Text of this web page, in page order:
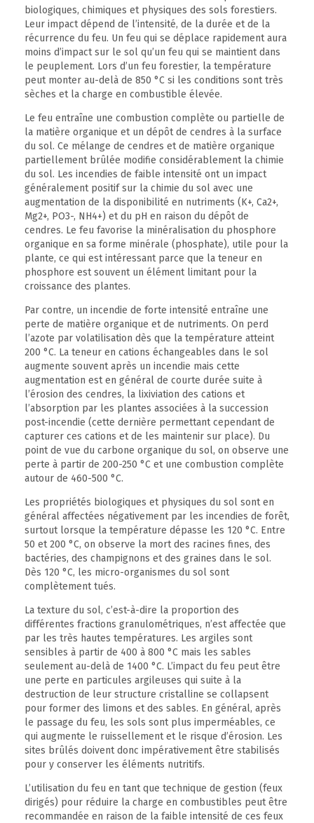
biologiques, chimiques et physiques des sols forestiers.
Leur impact dépend de l’intensité, de la durée et de la
récurrence du feu. Un feu qui se déplace rapidement aura
moins d’impact sur le sol qu’un feu qui se maintient dans
le peuplement. Lors d’un feu forestier, la température
peut monter au-delà de 850 °C si les conditions sont très
sèches et la charge en combustible élevée.
Le feu entraîne une combustion complète ou partielle de
la matière organique et un dépôt de cendres à la surface
du sol. Ce mélange de cendres et de matière organique
partiellement brûlée modifie considérablement la chimie
du sol. Les incendies de faible intensité ont un impact
généralement positif sur la chimie du sol avec une
augmentation de la disponibilité en nutriments (K+, Ca2+,
Mg2+, PO3-, NH4+) et du pH en raison du dépôt de
cendres. Le feu favorise la minéralisation du phosphore
organique en sa forme minérale (phosphate), utile pour la
plante, ce qui est intéressant parce que la teneur en
phosphore est souvent un élément limitant pour la
croissance des plantes.
Par contre, un incendie de forte intensité entraîne une
perte de matière organique et de nutriments. On perd
l’azote par volatilisation dès que la température atteint
200 °C. La teneur en cations échangeables dans le sol
augmente souvent après un incendie mais cette
augmentation est en général de courte durée suite à
l’érosion des cendres, la lixiviation des cations et
l’absorption par les plantes associées à la succession
post-incendie (cette dernière permettant cependant de
capturer ces cations et de les maintenir sur place). Du
point de vue du carbone organique du sol, on observe une
perte à partir de 200-250 °C et une combustion complète
autour de 460-500 °C.
Les propriétés biologiques et physiques du sol sont en
général affectées négativement par les incendies de forêt,
surtout lorsque la température dépasse les 120 °C. Entre
50 et 200 °C, on observe la mort des racines fines, des
bactéries, des champignons et des graines dans le sol.
Dès 120 °C, les micro-organismes du sol sont
complètement tués.
La texture du sol, c’est-à-dire la proportion des
différentes fractions granulométriques, n’est affectée que
par les très hautes températures. Les argiles sont
sensibles à partir de 400 à 800 °C mais les sables
seulement au-delà de 1400 °C. L’impact du feu peut être
une perte en particules argileuses qui suite à la
destruction de leur structure cristalline se collapsent
pour former des limons et des sables. En général, après
le passage du feu, les sols sont plus imperméables, ce
qui augmente le ruissellement et le risque d’érosion. Les
sites brûlés doivent donc impérativement être stabilisés
pour y conserver les éléments nutritifs.
L’utilisation du feu en tant que technique de gestion (feux
dirigés) pour réduire la charge en combustibles peut être
recommandée en raison de la faible intensité de ces feux